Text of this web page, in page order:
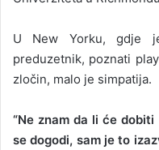
U New Yorku, gdje
preduzetnik, poznati
zločin, malo je simpatija.
“Ne znam da li će
se dogodi, sam je to